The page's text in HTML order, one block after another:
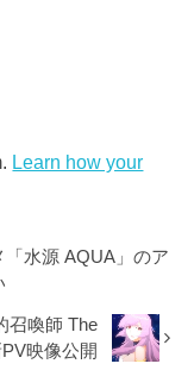
Learn how your
水源 AQUA」のア
召喚師 The
映像公開